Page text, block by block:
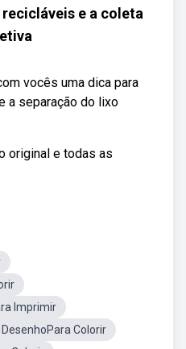
e a coleta
vocês uma dica para
a separação do lixo
original e todas as
Imprimir
DesenhoPara Colorir